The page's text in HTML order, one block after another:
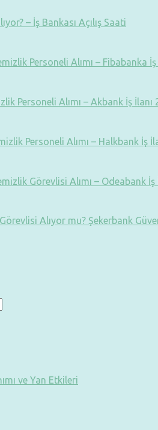
– İş Bankası Açılış Saati
Personeli Alımı – Fibabanka İş
Personeli Alımı – Akbank İş İlanı
Personeli Alımı – Halkbank İş
Görevlisi Alımı – Odeabank İş
Alıyor mu? Şekerbank
ve Yan Etkileri